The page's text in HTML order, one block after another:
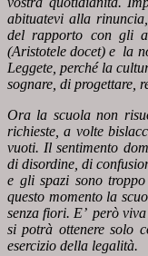
abituatevi alla
del rapporto con gli
(Aristotele docet) e la
Leggete, perché la
sognare, di progettare,
Ora la scuola non
richieste, a volte
vuoti. Il sentimento
di disordine, di
e gli spazi sono
questo momento la
senza fiori. E’ però
si potrà ottenere solo
esercizio della legalità.